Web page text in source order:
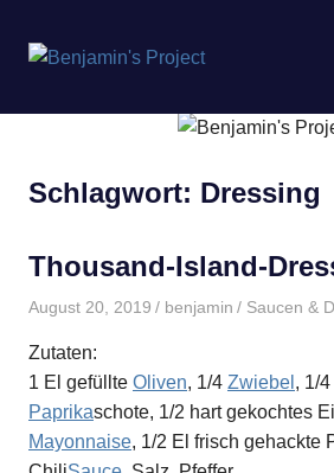
springen
Schlagwort: Dressing
Thousand-Island-
August 20, 2019 benjamin Saucen &
Zutaten:
1 El gefüllte Oliven, 1/4 Zwiebel , 1/
Paprikaschote, 1/2 hart gekochtes
Mayonnaise, 1/2 El frisch gehackte